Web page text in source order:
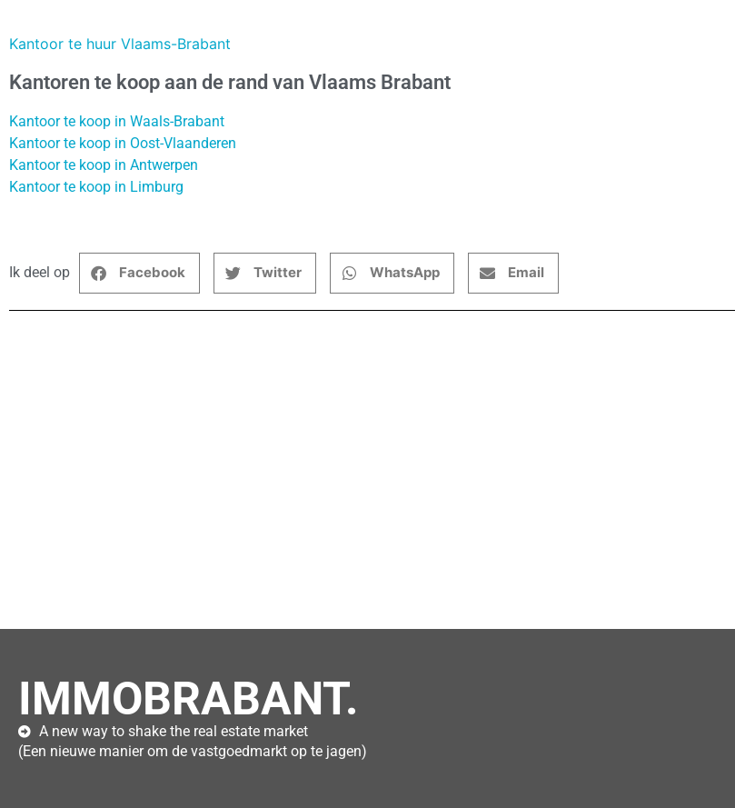
Kantoor te huur Vlaams-Brabant
Kantoren te koop aan de rand van Vlaams Brabant
Kantoor te koop in Waals-Brabant
Kantoor te koop in Oost-Vlaanderen
Kantoor te koop in Antwerpen
Kantoor te koop in Limburg
Ik deel op Facebook Twitter WhatsApp Email
IMMOBRABANT.
A new way to shake the real estate market
(Een nieuwe manier om de vastgoedmarkt op te jagen)